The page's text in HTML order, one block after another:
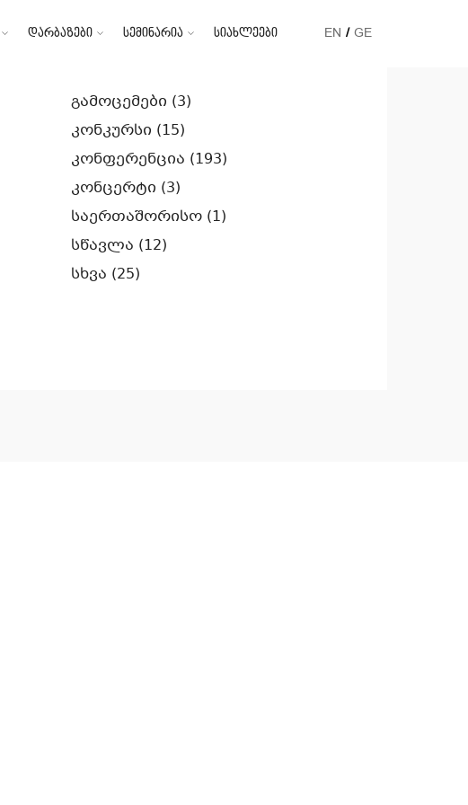
დარბაზები სემინარია სიახლეები EN GE
გამოცემები (3)
კონკურსი (15)
კონფერენცია (193)
კონცერტი (3)
საერთაშორისო(1)
სწავლა (12)
სხვა (25)